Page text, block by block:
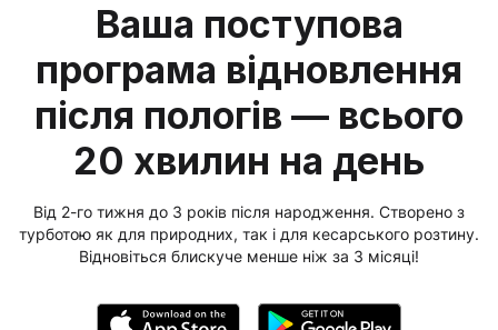
Ваша поступова
програма відновлення
після пологів — всього
20 хвилин на день
Від 2-го тижня до 3 років після народження. Створено з
турботою як для природних, так і для кесарського розтину.
Відновіться блискуче менше ніж за 3 місяці!